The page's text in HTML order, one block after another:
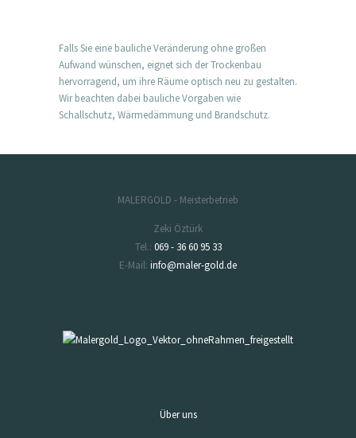
Falls Sie eine bauliche Veränderung ohne großen
Aufwand wünschen, eignet sich der Trockenbau
hervorragend, um ihre Räume optisch neu zu gestalten.
Wir beachten dabei bauliche Vorgaben wie
Schallschutz, Wärmedämmung und Brandschutz.
MALERGOLD - Meisterbetrieb
Zeki Öztürk
Tel.: 069 - 36 60 95 33
E-Mail: info@maler-gold.de
Über uns